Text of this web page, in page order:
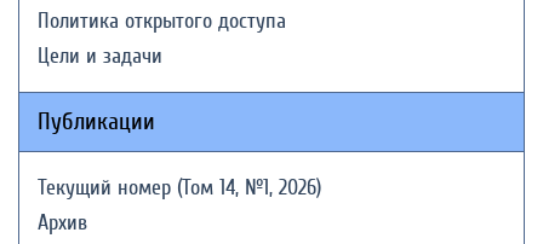
Политика открытого доступа
Цели и задачи
Публикации
Текущий номер (Том 14, №1, 2026)
Архив